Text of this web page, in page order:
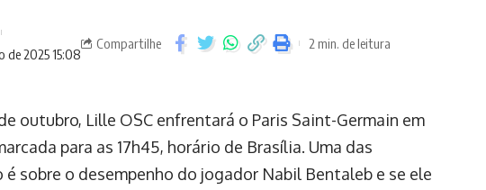
de 2025 15:08
Compartilhe 2 min. de leitura
outubro, Lille OSC enfrentará o Paris Saint-Germain em
para as 17h45, horário de Brasília. Uma das
sobre o desempenho do jogador Nabil Bentaleb e se ele